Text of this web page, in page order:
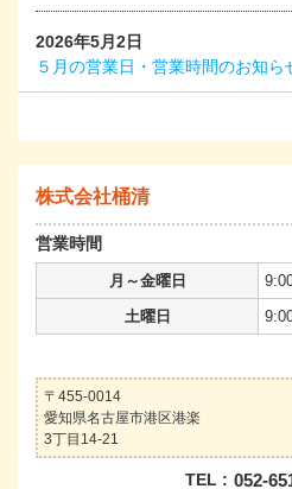
2026年5月2日
５月の営業日・営業時間のお知ら
株式会社桶清
営業時間
月～金曜日
土曜日
〒455-0014
愛知県名古屋市港区港楽
3丁目14-21
TEL : 052-